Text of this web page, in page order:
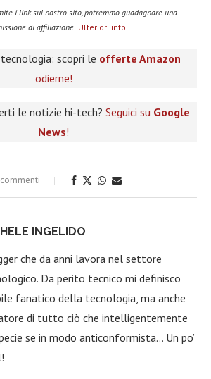
i link sul nostro sito, potremmo guadagnare una
di affiliazione. Ulteriori info
scopri le offerte Amazon
odierne!
le notizie hi-tech? Seguici su Google
News!
INGELIDO
che da anni lavora nel settore
Da perito tecnico mi definisco
fanatico della tecnologia, ma anche
di tutto ciò che intelligentemente
se in modo anticonformista… Un po’